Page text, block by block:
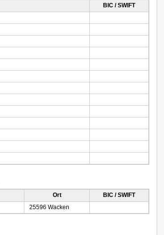
BIC / SWIFT
Ort
BIC / SWIFT
25596 Wacken